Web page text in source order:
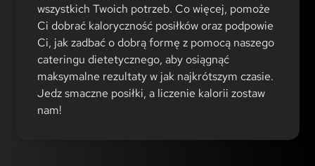
wszystkich Twoich potrzeb. Co więcej, pomoże
Ci dobrać kaloryczność posiłków oraz podpowie
Ci, jak zadbać o dobrą formę z pomocą naszego
cateringu dietetycznego, aby osiągnąć
maksymalne rezultaty w jak najkrótszym czasie.
Jedz smaczne posiłki, a liczenie kalorii zostaw
nam!